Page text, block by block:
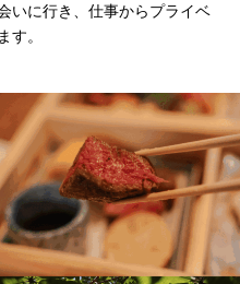
いに行き、仕事からプライベ
す。